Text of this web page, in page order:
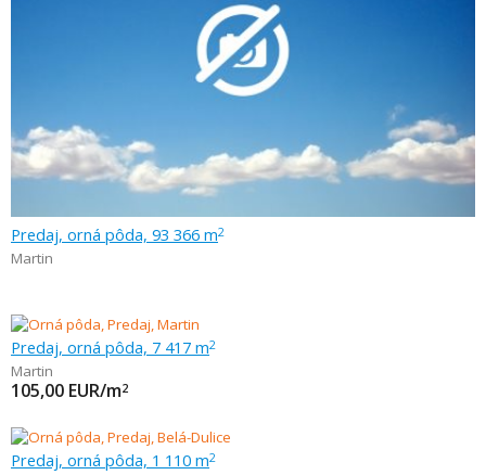
Predaj, orná pôda, 93 366 m2
Martin
Predaj, orná pôda, 7 417 m2
Martin
105,00 EUR/m2
Predaj, orná pôda, 1 110 m2